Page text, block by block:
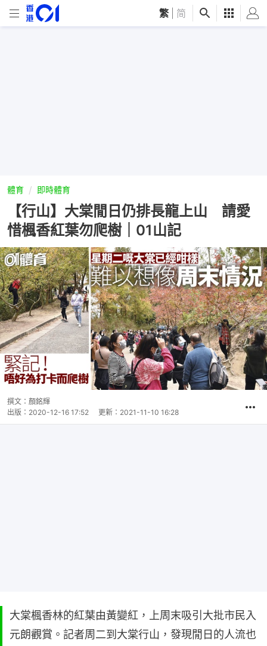
繁 简
體育 即時體育
【行山】大棠閒日仍排長龍上山 請愛
惜楓香紅葉勿爬樹｜01山記
撰文： 顏銘輝
出版： 2020-12-16 17:52 更新： 2021-11-10 16:28
大棠楓香林的紅葉由黃變紅，上周末吸引大批市民入
元朗觀賞。記者周二到大棠行山，發現閒日的人流也